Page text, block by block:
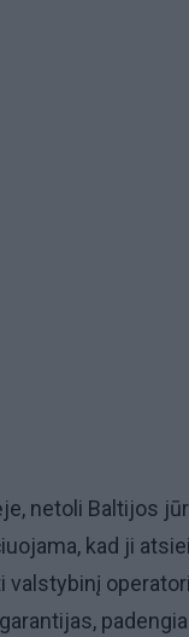
netoli Baltijos
kad ji
valstybinį